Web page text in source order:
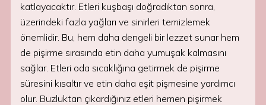
katlayacaktır. Etleri kuşbaşı doğradıktan sonra,
üzerindeki fazla yağları ve sinirleri temizlemek
önemlidir. Bu, hem daha dengeli bir lezzet sunar hem
de pişirme sırasında etin daha yumuşak kalmasını
sağlar. Etleri oda sıcaklığına getirmek de pişirme
süresini kısaltır ve etin daha eşit pişmesine yardımcı
olur. Buzluktan çıkardığınız etleri hemen pişirmek